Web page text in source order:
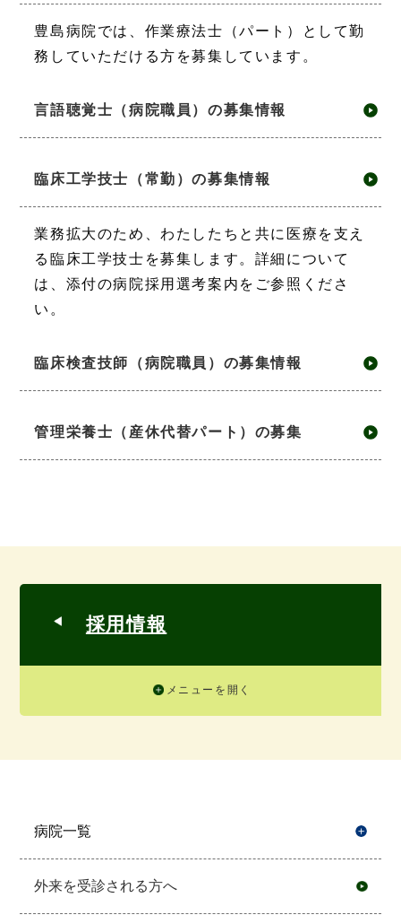
豊島病院では、作業療法士（パート）として勤
務していただける方を募集しています。
言語聴覚士（病院職員）の募集情報
臨床工学技士（常勤）の募集情報
業務拡大のため、わたしたちと共に医療を支え
る臨床工学技士を募集します。詳細について
は、添付の病院採用選考案内をご参照くださ
い。
臨床検査技師（病院職員）の募集情報
管理栄養士（産休代替パート）の募集
採用情報
メニューを開く
病院一覧
外来を受診される方へ